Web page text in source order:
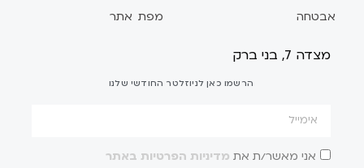
אבטחה
מפת אתר
מצדה 7, בני ברק
הרשמו כאן לניוזלטר החודשי שלנו
אני מאשר/ת את מדיניות הפרטיות באתר